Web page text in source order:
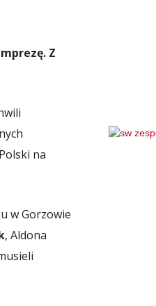
Z
na
w Gorzowie
, Aldona